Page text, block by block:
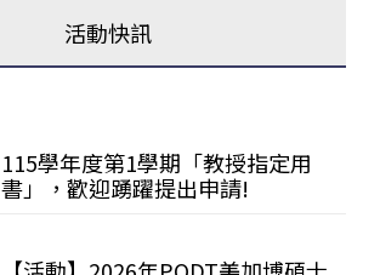
活動快訊
115學年度第1學期「教授指定用
書」，歡迎踴躍提出申請!